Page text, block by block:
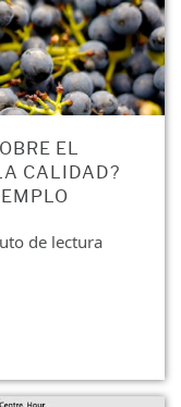
EL
CALIDAD?
de lectura